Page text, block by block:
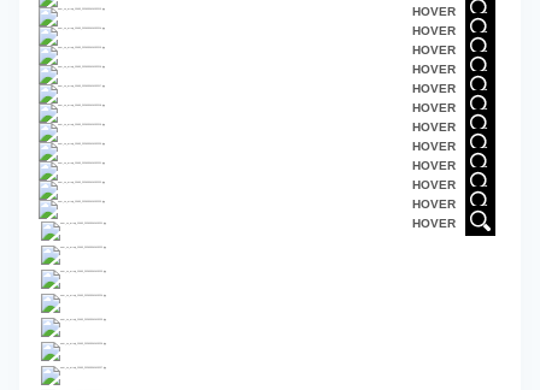
HOVER
HOVER
HOVER
HOVER
HOVER
HOVER
HOVER
HOVER
HOVER
HOVER
HOVER
HOVER